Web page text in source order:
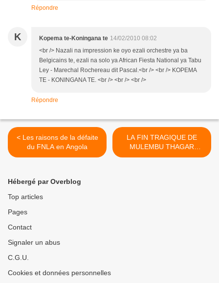
Répondre
K Kopema te-Koningana te 14/02/2010 08:02
<br /> Nazali na impression ke oyo ezali orchestre ya ba
Belgicains te, ezali na solo ya African Fiesta National ya Tabu
Ley - Marechal Rochereau dit Pascal.<br /> <br /> KOPEMA
TE - KONINGANA TE. <br /> <br /> <br />
Répondre
< Les raisons de la défaite
du FNLA en Angola
LA FIN TRAGIQUE DE
MULEMBU THAGAR
TSHIBAU >
Hébergé par Overblog
Top articles
Pages
Contact
Signaler un abus
C.G.U.
Cookies et données personnelles